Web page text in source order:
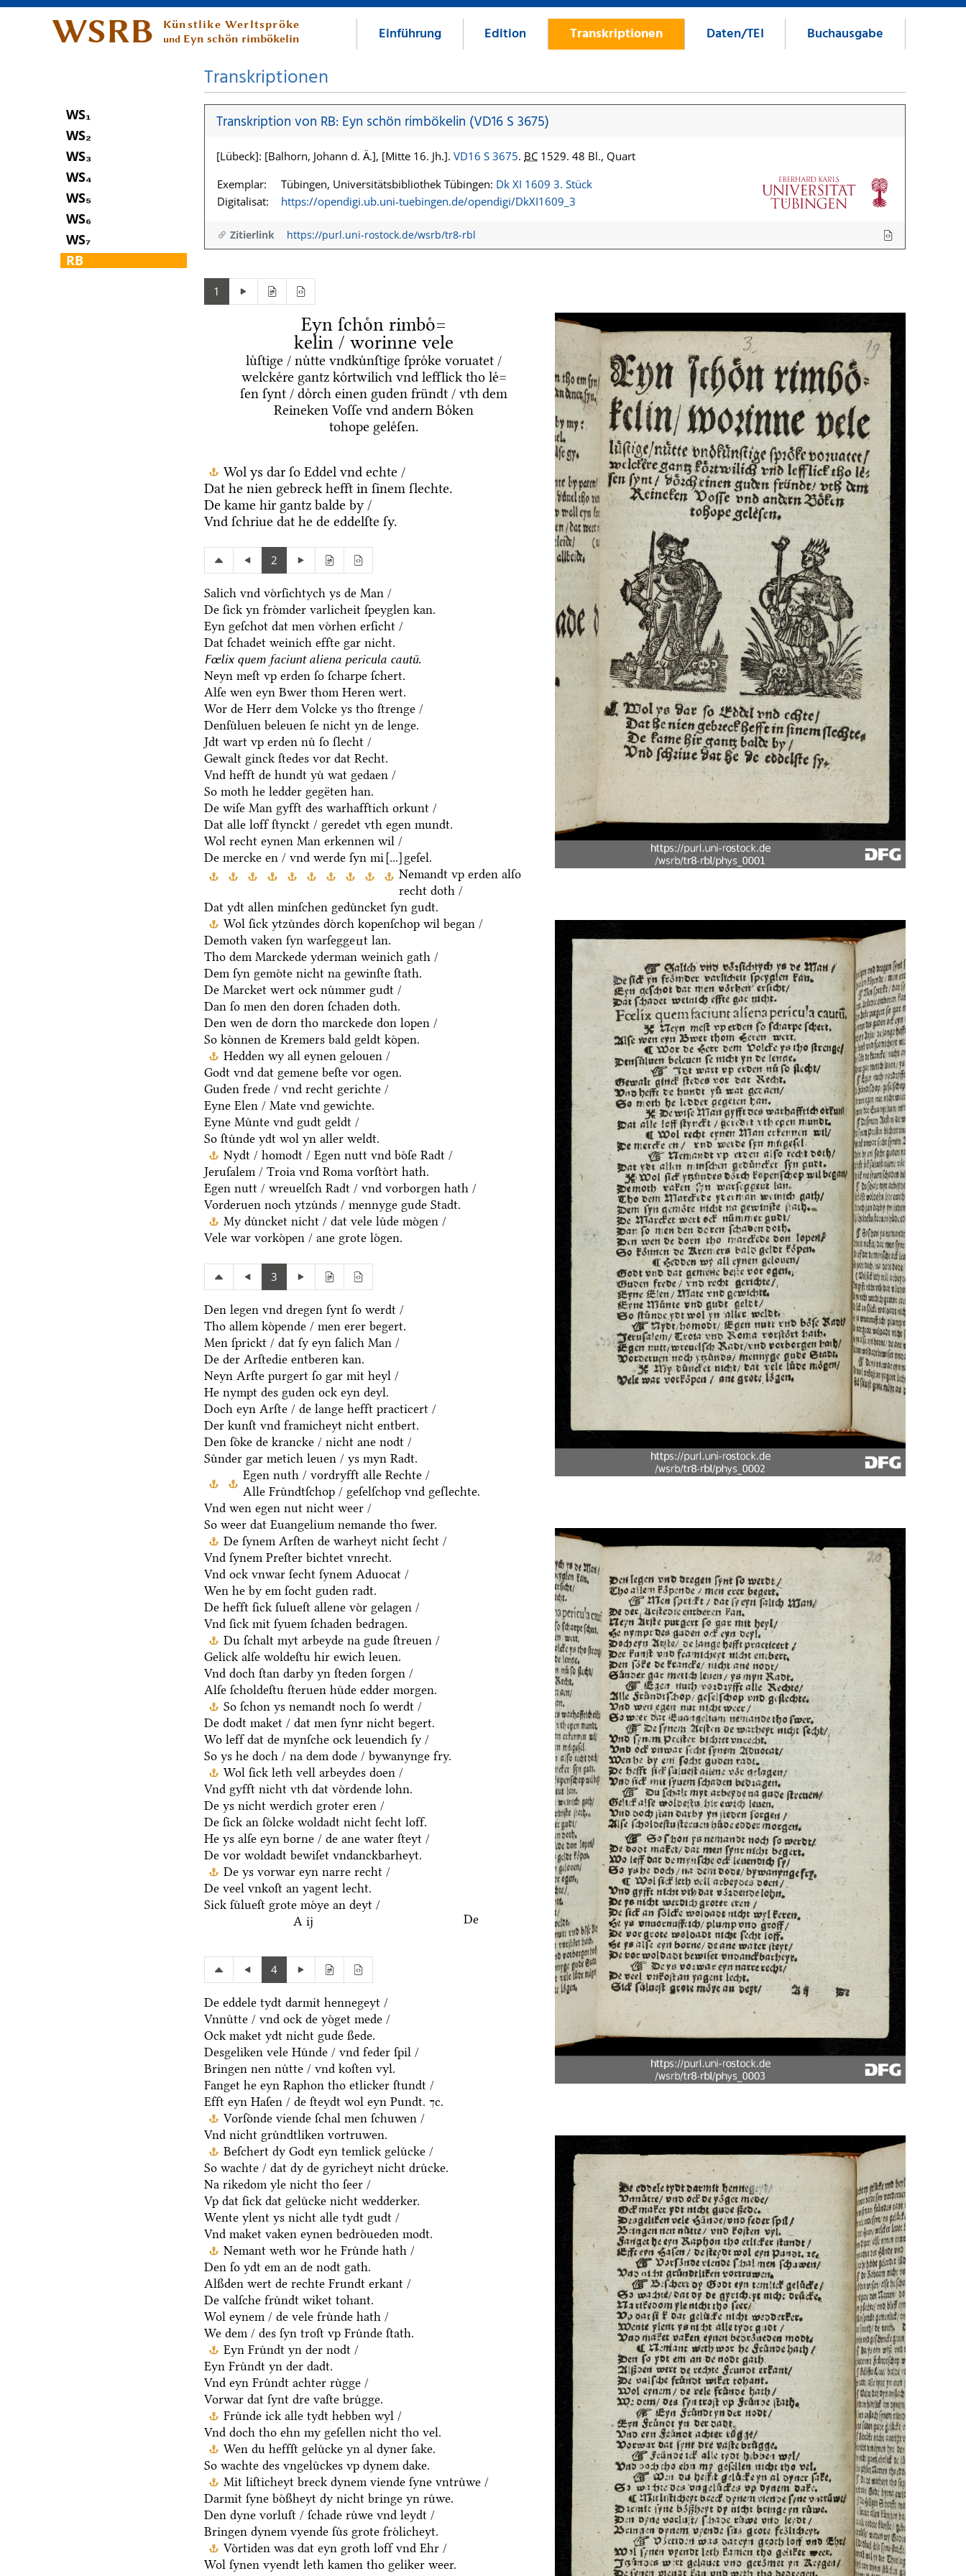
WSRB Künstlike Werltspröke
und Eyn schön rimbökelin Einführung Edition Transkriptionen Daten/TEI Buchausgabe
WS₁
WS₂
WS₃
WS₄
WS₅
WS₆
WS₇
RB
Transkriptionen
Transkription von RB: Eyn schön rimbökelin (VD16 S 3675)
[Lübeck]: [Balhorn, Johann d. Ä.], [Mitte 16. Jh.]. VD16 S 3675. BC 1529. 48 Bl., Quart
Exemplar:
Tübingen, Universitätsbibliothek Tübingen: Dk XI 1609 3. Stück
Digitalisat:
https://opendigi.ub.uni-tuebingen.de/opendigi/DkXI1609_3
Zitierlink https://purl.uni-rostock.de/wsrb/tr8-rbl
1
Eyn ſchoͤn rimboͤ=
kelin / worinne vele
luͤſtige / nuͤtte vndkuͤnſtige ſproͤke voruatet /
welckeͤre gantz koͤrtwilich vnd lefflick tho leͤ=
ſen ſynt / doͤrch einen guden fründt / vth dem
Reineken Voſſe vnd andern Boͤken
tohope geleͤſen.
Wol ys dar ſo Eddel vnd echte /
Dat he nien gebreck hefft in ſinem ſlechte.
De kame hir gantz balde by /
Vnd ſchriue dat he de eddelſte ſy.
2
Salich vnd voͤrſichtych ys de Man /
De ſick yn froͤmder varlicheit ſpeyglen kan.
Eyn geſchot dat men voͤrhen erſicht /
Dat ſchadet weinich effte gar nicht.
Fœlix quem faciunt aliena pericula cautū.
Neyn meſt vp erden ſo ſcharpe ſchert.
Alſe wen eyn Bwer thom Heren wert.
Wor de Herr dem Volcke ys tho ſtrenge /
Denſuͤluen beleuen ſe nicht yn de lenge.
Jdt wart vp erden nuͤ ſo ſlecht /
Gewalt ginck ſtedes vor dat Recht.
Vnd hefft de hundt yuͤ wat gedaen /
So moth he ledder gegëten han.
De wiſe Man gyfft des warhafftich orkunt /
Dat alle loff ſtynckt / geredet vth egen mundt.
Wol recht eynen Man erkennen wil /
De mercke en / vnd werde ſyn mi [...] geſel.
Nemandt vp erden alſo
recht doth /
Dat ydt allen minſchen geduͤncket ſyn gudt.
Wol ſick ytzuͤndes doͤrch kopenſchop wil began /
Demoth vaken ſyn warſeggent lan.
Tho dem Marckede yderman weinich gath /
Dem ſyn gemoͤte nicht na gewinſte ſtath.
De Marcket wert ock nuͦmmer gudt /
Dan ſo men den doren ſchaden doth.
Den wen de dorn tho marckede don lopen /
So koͤnnen de Kremers bald geldt koͤpen.
Hedden wy all eynen gelouen /
Godt vnd dat gemene beſte vor ogen.
Guden frede / vnd recht gerichte /
Eyne Elen / Mate vnd gewichte.
Eyne Muͤnte vnd gudt geldt /
So ſtuͤnde ydt wol yn aller weldt.
Nydt / homodt / Egen nutt vnd boͤſe Radt /
Jeruſalem / Troia vnd Roma vorſtoͤrt hath.
Egen nutt / wreuelſch Radt / vnd vorborgen hath /
Vorderuen noch ytzuͤnds / mennyge gude Stadt.
My duͤncket nicht / dat vele luͤde moͤgen /
Vele war vorkoͤpen / ane grote loͤgen.
3
Den legen vnd dregen ſynt ſo werdt /
Tho allem koͤpende / men erer begert.
Men ſprickt / dat ſy eyn ſalich Man /
De der Arſtedie entberen kan.
Neyn Arſte purgert ſo gar mit heyl /
He nympt des guden ock eyn deyl.
Doch eyn Arſte / de lange hefft practicert /
Der kunſt vnd framicheyt nicht entbert.
Den ſoͤke de krancke / nicht ane nodt /
Suͤnder gar metich leuen / ys myn Radt.
Egen nuth / vordryfft alle Rechte /
Alle Fruͤndtſchop / geſelſchop vnd geſlechte.
Vnd wen egen nut nicht weer /
So weer dat Euangelium nemande tho ſwer.
De ſynem Arſten de warheyt nicht ſecht /
Vnd ſynem Preſter bichtet vnrecht.
Vnd ock vnwar ſecht ſynem Aduocat /
Wen he by em ſocht guden radt.
De hefft ſick ſulueſt allene voͤr gelagen /
Vnd ſick mit ſyuem ſchaden bedragen.
Du ſchalt myt arbeyde na gude ſtreuen /
Gelick alſe woldeſtu hir ewich leuen.
Vnd doch ſtan darby yn ſteden ſorgen /
Alſe ſcholdeſtu ſteruen huͤde edder morgen.
So ſchon ys nemandt noch ſo werdt /
De dodt maket / dat men ſynr nicht begert.
Wo leff dat de mynſche ock leuendich ſy /
So ys he doch / na dem dode / bywanynge fry.
Wol ſick leth vell arbeydes doen /
Vnd gyfft nicht vth dat voͤrdende lohn.
De ys nicht werdich groter eren /
De ſick an ſoͤlcke woldadt nicht ſecht loff.
He ys alſe eyn borne / de ane water ſteyt /
De vor woldadt bewiſet vndanckbarheyt.
De ys vorwar eyn narre recht /
De veel vnkoſt an yagent lecht.
Sick ſuͤlueſt grote moͤye an deyt /
A ij
De
4
De eddele tydt darmit hennegeyt /
Vnnuͤtte / vnd ock de yoͤget mede /
Ock maket ydt nicht gude ßede.
Desgeliken vele Huͤnde / vnd feder ſpil /
Bringen nen nuͤtte / vnd koſten vyl.
Fanget he eyn Raphon tho etlicker ſtundt /
Efft eyn Haſen / de ſteydt wol eyn Pundt. ⁊c.
Vorſoͤnde viende ſchal men ſchuwen /
Vnd nicht gruͤndtliken vortruwen.
Beſchert dy Godt eyn temlick geluͤcke /
So wachte / dat dy de gyricheyt nicht druͤcke.
Na rikedom yle nicht tho ſeer /
Vp dat ſick dat geluͤcke nicht wedderker.
Wente ylent ys nicht alle tydt gudt /
Vnd maket vaken eynen bedroͤueden modt.
Nemant weth wor he Fruͤnde hath /
Den ſo ydt em an de nodt gath.
Alßden wert de rechte Frundt erkant /
De valſche fruͤndt wiket tohant.
Wol eynem / de vele fruͤnde hath /
We dem / des ſyn troſt vp Fruͤnde ſtath.
Eyn Fruͤndt yn der nodt /
Eyn Fruͤndt yn der dadt.
Vnd eyn Fruͤndt achter ruͤgge /
Vorwar dat ſynt dre vaſte bruͤgge.
Fruͤnde ick alle tydt hebben wyl /
Vnd doch tho ehn my geſellen nicht tho vel.
Wen du heffſt geluͤcke yn al dyner ſake.
So wachte des vngeluͤckes vp dynem dake.
Mit liſticheyt breck dynem viende ſyne vntruͤwe /
Darmit ſyne boͤßheyt dy nicht bringe yn ruͤwe.
Den dyne vorluſt / ſchade ruͤwe vnd leydt /
Bringen dynem vyende ſuͤs grote froͤlicheyt.
Voͤrtiden was dat eyn groth loff vnd Ehr /
Wol ſynen vyendt leth kamen tho geliker weer.